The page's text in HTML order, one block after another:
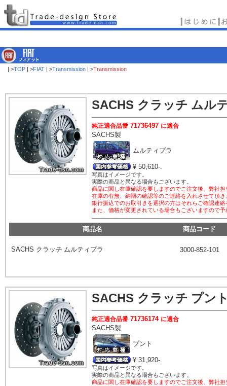
| >TOP | >FIAT | >Transmission | >Transmission
SACHS クラッチ ムル
純正適合品番 71736497 に適合
SACHS製
ムルティプラ
¥ 50,610-.
写真はイメージです。
実際の商品と異なる場合もございます。
商品に関し在庫確認を要しますのでご注文後、弊社担
在庫の有無、納期の確認等のご連絡を入れさせて頂き
銀行振込でのお取引きを選択の方はそれらご確認連
また、価格が変更されている場合もございますので
商品名 商品コード
SACHS クラッチ ムルティプラ 3000-852-101
SACHS クラッチ プン
純正適合品番 71736174 に適合
SACHS製
プント
¥ 31,920-.
写真はイメージです。
実際の商品と異なる場合もございます。
商品に関し在庫確認を要しますのでご注文後、弊社担